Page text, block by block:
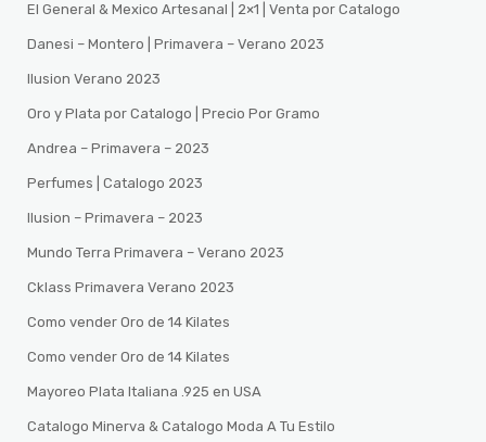
El General & Mexico Artesanal | 2×1 | Venta por Catalogo
Danesi – Montero | Primavera – Verano 2023
Ilusion Verano 2023
Oro y Plata por Catalogo | Precio Por Gramo
Andrea – Primavera – 2023
Perfumes | Catalogo 2023
Ilusion – Primavera – 2023
Mundo Terra Primavera – Verano 2023
Cklass Primavera Verano 2023
Como vender Oro de 14 Kilates
Como vender Oro de 14 Kilates
Mayoreo Plata Italiana .925 en USA
Catalogo Minerva & Catalogo Moda A Tu Estilo